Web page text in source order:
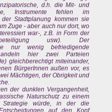
d.h. die Mit- und
Instrumente fehlen im
Stadtplanung kommen sie
Zuge - aber auch nur dort, wo
war-, z.B. in Form der
usw). Der
nur wenig befriedigende
hier zwei Parteien
gleichberechtigt miteinander,
BürgerInnen außen vor, es
Mächtigen, der Obrigkeit und
der dunklen Vergangenheit,
Naturschutz zu einem
Strategie würde, in der die